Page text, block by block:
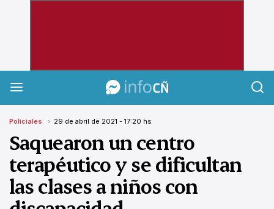
Policiales 29 de abril de 2021 - 17:20 hs
Saquearon un centro
terapéutico y se dificultan
las clases a niños con